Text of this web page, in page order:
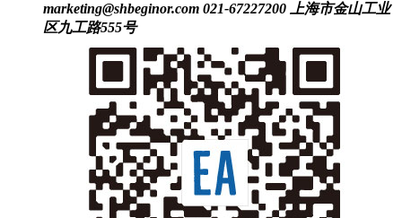
marketing@shbeginor.com 021-67227200 上海市金山工业
区九工路555号